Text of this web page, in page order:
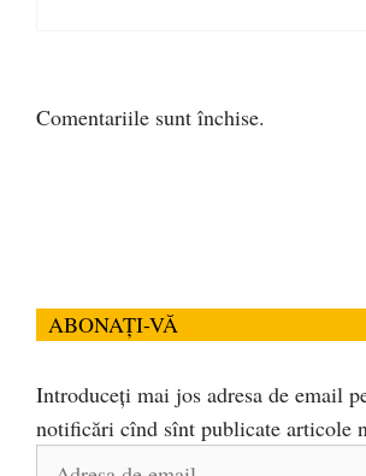
Comentariile sunt închise.
ABONAȚI-VĂ
Introduceți mai jos adresa de email
notificări cînd sînt publicate articole
Adresa